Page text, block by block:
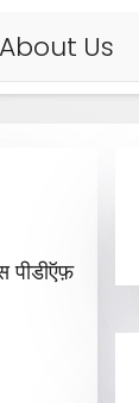
About Us